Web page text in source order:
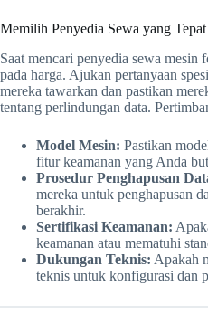
Memilih Penyedia Sewa yang Tepat
Saat mencari penyedia sewa mesin
pada harga. Ajukan pertanyaan
mereka tawarkan dan pastikan
tentang perlindungan data.
Model Mesin: Pastikan
fitur keamanan yang Anda
Prosedur Penghapusan
mereka untuk penghapusan
berakhir.
Sertifikasi Keamanan:
keamanan atau mematuhi
Dukungan Teknis: Apakah
teknis untuk konfigurasi dan